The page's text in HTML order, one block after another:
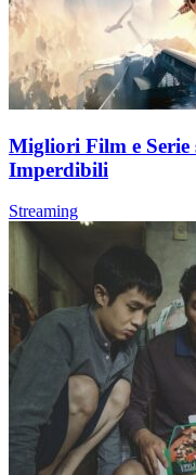
Migliori Film e Serie
Imperdibili
Streaming